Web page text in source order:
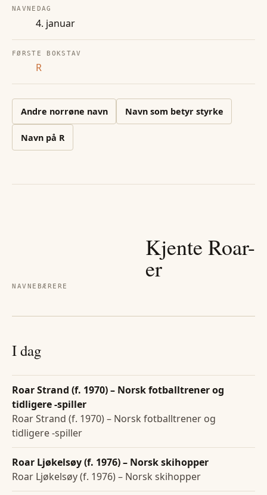
NAVNEDAG
4. januar
FØRSTE BOKSTAV
R
Andre norrøne navn Navn som betyr styrke
Navn på R
NAVNEBÆRERE
Kjente Roar-
er
I dag
Roar Strand (f. 1970) – Norsk fotballtrener og
tidligere -spiller
Roar Strand (f. 1970) – Norsk fotballtrener og
tidligere -spiller
Roar Ljøkelsøy (f. 1976) – Norsk skihopper
Roar Ljøkelsøy (f. 1976) – Norsk skihopper